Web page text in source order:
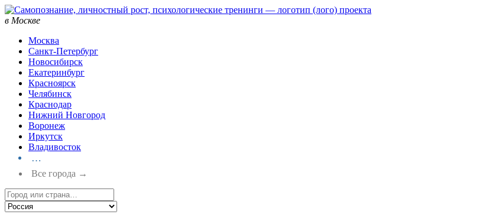
в Москве
Москва
Санкт-Петербург
Новосибирск
Екатеринбург
Красноярск
Челябинск
Краснодар
Нижний Новгород
Воронеж
Иркутск
Владивосток
…
Все города →